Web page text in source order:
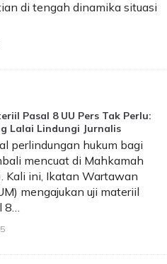
di tengah dinamika situasi
Pasal 8 UU Pers Tak Perlu:
Lalai Lindungi Jurnalis
perlindungan hukum bagi
mencuat di Mahkamah
Kali ini, Ikatan Wartawan
mengajukan uji materiil
8…